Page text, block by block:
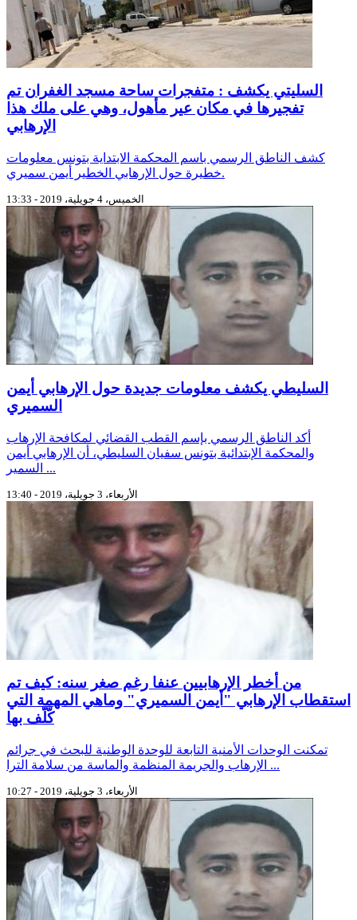
السليتي يكشف : متفجرات ساحة مسجد الغفران تم
تفجيرها في مكان عير مأهول، وهي على ملك هذا
الإرهابي
كشف الناطق الرسمي باسم المحكمة الابتداية بتونس معلومات
خطيرة حول الإرهابي الخطير أيمن سميري.
الخميس، 4 جويلية، 2019 - 13:33
السليطي يكشف معلومات جديدة حول الإرهابي أيمن
السميري
أكد الناطق الرسمي بإسم القطب القضائي لمكافحة الإرهاب
والمحكمة الإبتدائية بتونس سفيان السليطي، أن الإرهابي أيمن
السمير ...
الأربعاء، 3 جويلية، 2019 - 13:40
من أخطر الإرهابيين عنفا رغم صغر سنه: كيف تم
استقطاب الإرهابي "أيمن السميري" وماهي المهمة التي
كّلّف بها
تمكنت الوحدات الأمنية التابعة للوحدة الوطنية للبحث في جرائم
الإرهاب والجريمة المنظمة والماسة من سلامة الترا ...
الأربعاء، 3 جويلية، 2019 - 10:27